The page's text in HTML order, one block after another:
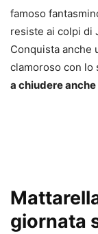
famoso
resiste ai colpi di
Conquista anche
clamoroso con lo
a chiudere
giornata